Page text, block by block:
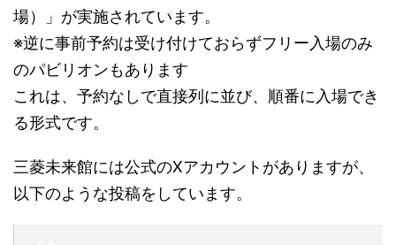
場）」が実施されています。
※逆に事前予約は受け付けておらずフリー入場のみ
のパビリオンもあります
これは、予約なしで直接列に並び、順番に入場でき
る形式です。
三菱未来館には公式のXアカウントがありますが、
以下のような投稿をしています。